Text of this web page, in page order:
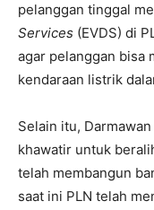
pelanggan tinggal
Services (EVDS) di
agar pelanggan bisa
kendaraan listrik
Selain itu,
khawatir untuk
telah membangun
saat ini PLN telah